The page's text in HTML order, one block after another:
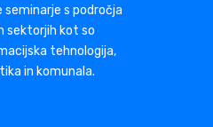
s področja
sektorjih kot so
tehnologija,
in komunala.